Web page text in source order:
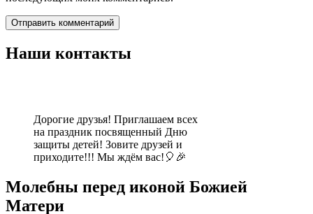
Наши контакты
Дорогие друзья! Приглашаем всех
на праздник посвященный Дню
защиты детей! Зовите друзей и
приходите!!! Мы ждём вас!🎈🎉
Молебны перед иконой Божией
Матери